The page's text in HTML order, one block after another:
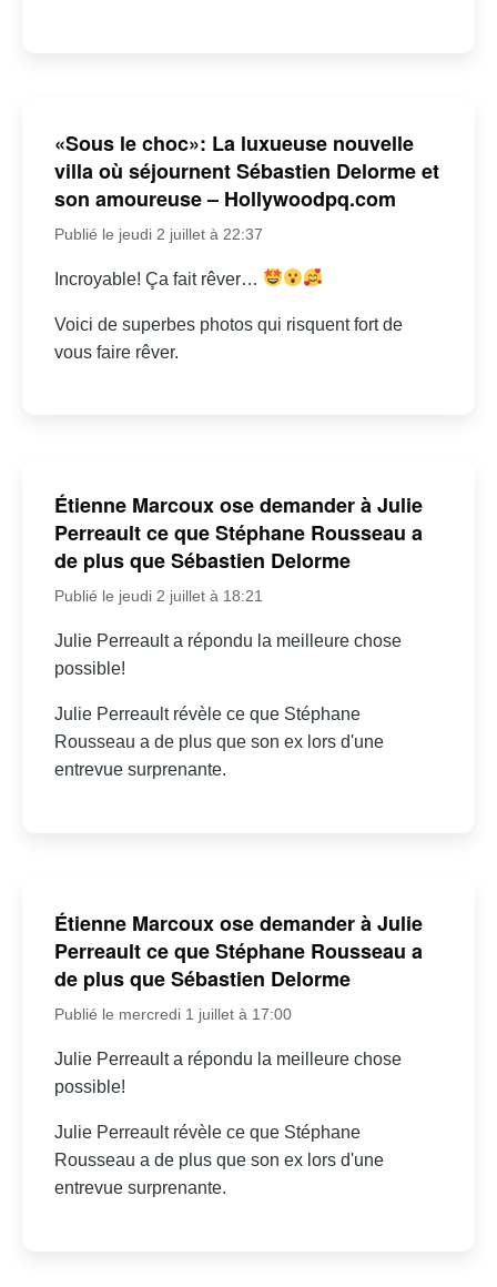
«Sous le choc»: La luxueuse nouvelle
villa où séjournent Sébastien Delorme et
son amoureuse – Hollywoodpq.com
Publié le jeudi 2 juillet à 22:37
Incroyable! Ça fait rêver…
Voici de superbes photos qui risquent fort de
vous faire rêver.
Étienne Marcoux ose demander à Julie
Perreault ce que Stéphane Rousseau a
de plus que Sébastien Delorme
Publié le jeudi 2 juillet à 18:21
Julie Perreault a répondu la meilleure chose
possible!
Julie Perreault révèle ce que Stéphane
Rousseau a de plus que son ex lors d'une
entrevue surprenante.
Étienne Marcoux ose demander à Julie
Perreault ce que Stéphane Rousseau a
de plus que Sébastien Delorme
Publié le mercredi 1 juillet à 17:00
Julie Perreault a répondu la meilleure chose
possible!
Julie Perreault révèle ce que Stéphane
Rousseau a de plus que son ex lors d'une
entrevue surprenante.